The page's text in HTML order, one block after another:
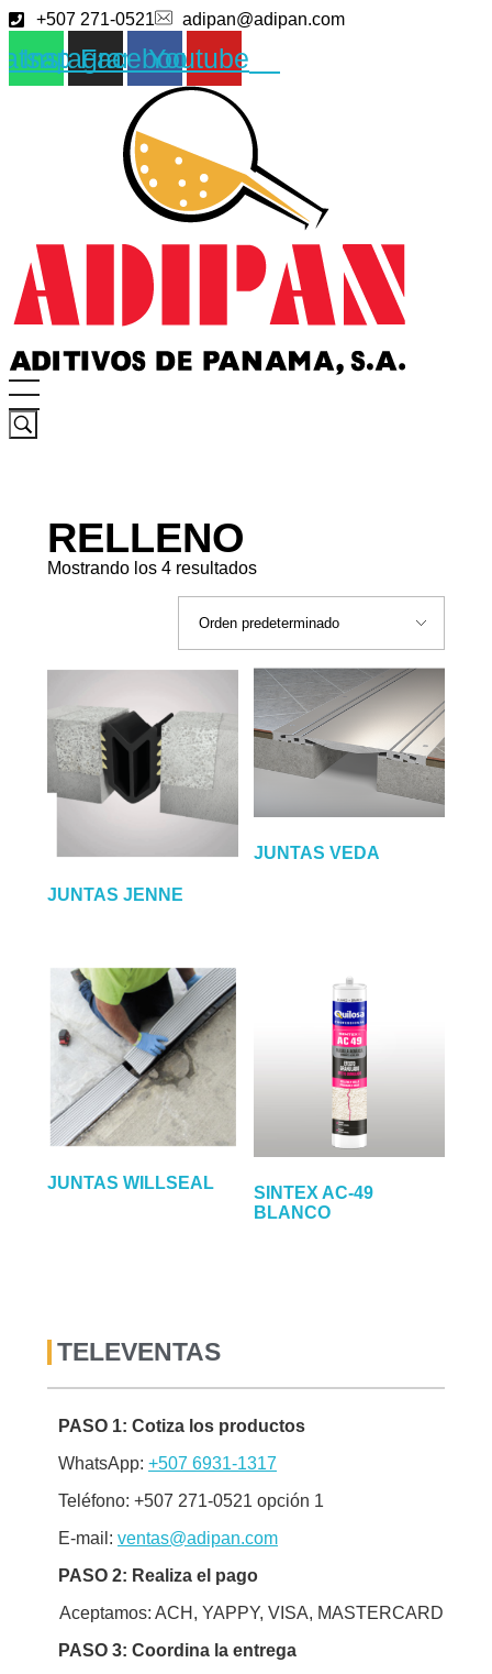
+507 271-0521 adipan@adipan.com
Instagram
Facebook
Youtube
ADIPAN - Aditivos de Panamá S.A.
Productos especializados para la construcción.
RELLENO
Mostrando los 4 resultados
JUNTAS JENNE
JUNTAS VEDA
JUNTAS WILLSEAL
SINTEX AC-49
BLANCO
TELEVENTAS
PASO 1: Cotiza los productos
WhatsApp: +507 6931-1317
Teléfono: +507 271-0521 opción 1
E-mail: ventas@adipan.com
PASO 2: Realiza el pago
Aceptamos: ACH, YAPPY, VISA, MASTERCARD
PASO 3: Coordina la entrega